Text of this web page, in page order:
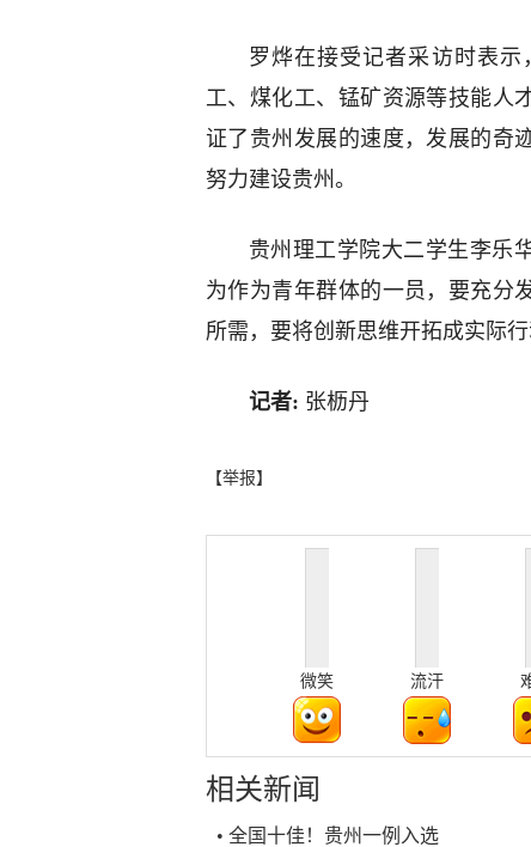
罗烨在接受记者采访时表
工、煤化工、锰矿资源等技能人
证了贵州发展的速度，发展的奇
努力建设贵州。
贵州理工学院大二学生李乐
为作为青年群体的一员，要充分
所需，要将创新思维开拓成实际
记者: 张枥丹
【举报】
微笑 流汗
相关新闻
• 全国十佳！贵州一例入选